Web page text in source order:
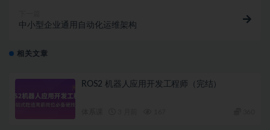
中小型企业通用自动化运维架构
相关文章
ROS2 机器人应用开发工程师（完结）